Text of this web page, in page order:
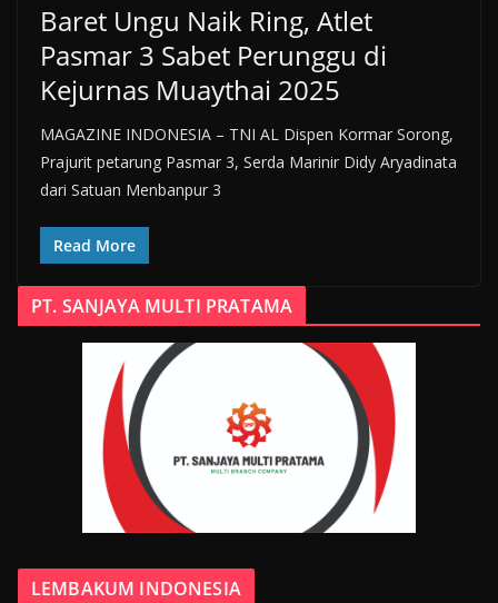
Baret Ungu Naik Ring, Atlet
Pasmar 3 Sabet Perunggu di
Kejurnas Muaythai 2025
MAGAZINE INDONESIA – TNI AL Dispen Kormar Sorong,
Prajurit petarung Pasmar 3, Serda Marinir Didy Aryadinata
dari Satuan Menbanpur 3
Read More
PT. SANJAYA MULTI PRATAMA
LEMBAKUM INDONESIA